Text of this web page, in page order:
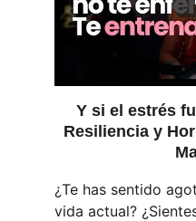
Y si el estrés
Resiliencia y
¿Te has sentido
vida actual?